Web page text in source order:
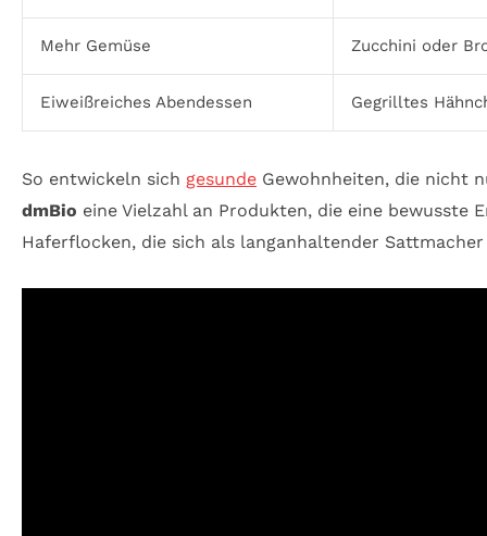
Mehr Gemüse Zucchini oder
Eiweißreiches Abendessen Gegrilltes
So entwickeln sich gesunde Gewohnheiten, die nicht
dmBio eine Vielzahl an Produkten, die eine
Haferflocken, die sich als langanhaltender